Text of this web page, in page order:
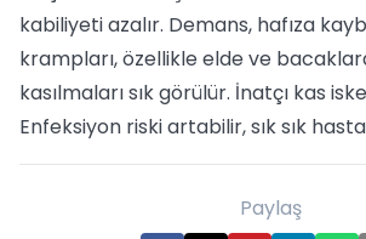
kabiliyeti azalır. Demans, hafıza
krampları, özellikle elde ve
kasılmaları sık görülür. İnatçı kas
Enfeksiyon riski artabilir, sık sık
Paylaş